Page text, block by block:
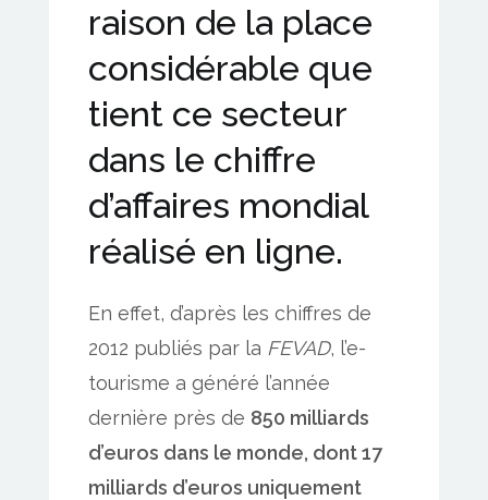
raison de la place
considérable que
tient ce secteur
dans le chiffre
d’affaires mondial
réalisé en ligne.
En effet, d’après les chiffres de
2012 publiés par la FEVAD, l’e-
tourisme a généré l’année
dernière près de 850 milliards
d’euros dans le monde, dont 17
milliards d’euros uniquement